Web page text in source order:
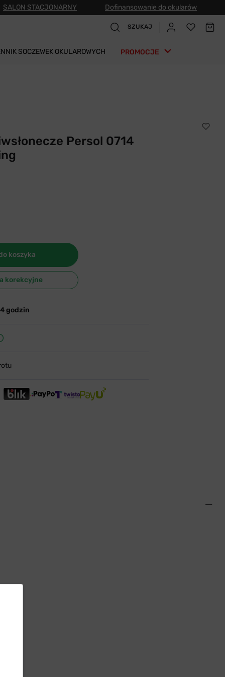
SALON STACJONARNY Dofinansowanie do okularów
SZUKAJ
SOCZEWEK OKULAROWYCH PROMOCJE
Persol 0714
koszyka
korekcyjne
godzin